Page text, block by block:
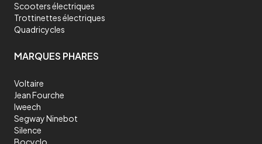
Scooters électriques
Trottinettes électriques
Quadricycles
MARQUES PHARES
Voltaire
Jean Fourche
Iweech
Segway Ninebot
Silence
Bocyclo